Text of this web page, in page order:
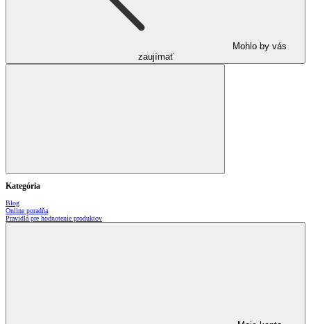
Mohlo by vás
zaujímať
Kategória
Blog
Online poradňa
Pravidlá pre hodnotenie produktov